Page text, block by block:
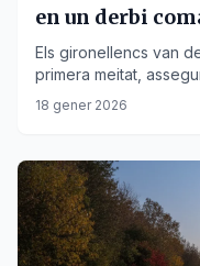
en un derbi
(0-2)
Els gironellencs van
primera meitat,
quarta posició.
18 gener 2026